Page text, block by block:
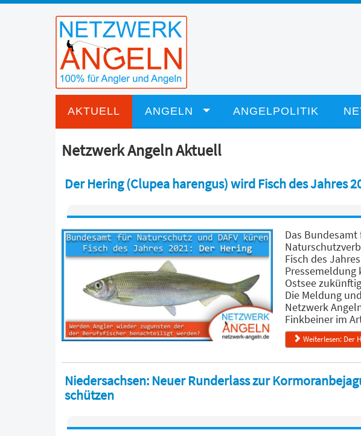
AKTUELL ANGELN ANGELPOLITIK
Netzwerk Angeln Aktuell
Der Hering (Clupea harengus) wird Fisch des Jahres
Das
Fisch des
Pressemeldung
Ostsee
Die Meldung
Netzwerk
Finkbeiner im
Weiterlesen: Der
Niedersachsen: Neuer Runderlass zur
schützen